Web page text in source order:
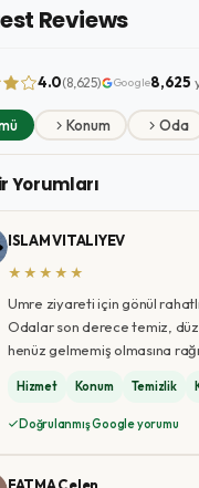
Reviews
4.0(8,625) Google8,625
Konum Oda
Yorumları
ISLAM VITALIYEV
★★★★★
Umre ziyareti için gönül
Odalar son derece temiz,
henüz gelmemiş olmasına
Hizmet Konum Temizlik
Doğrulanmış Google yorumu
FATMA Çelen